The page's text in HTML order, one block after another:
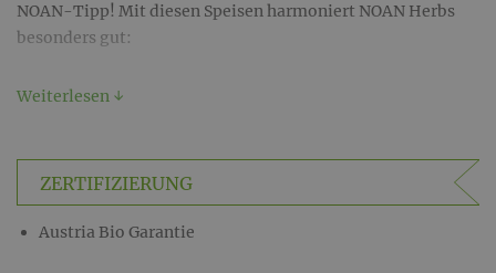
NOAN-Tipp! Mit diesen Speisen harmoniert NOAN Herbs
besonders gut:
Rindersteak
Tomatensalat
Weiterlesen ↓
ZERTIFIZIERUNG
Austria Bio Garantie